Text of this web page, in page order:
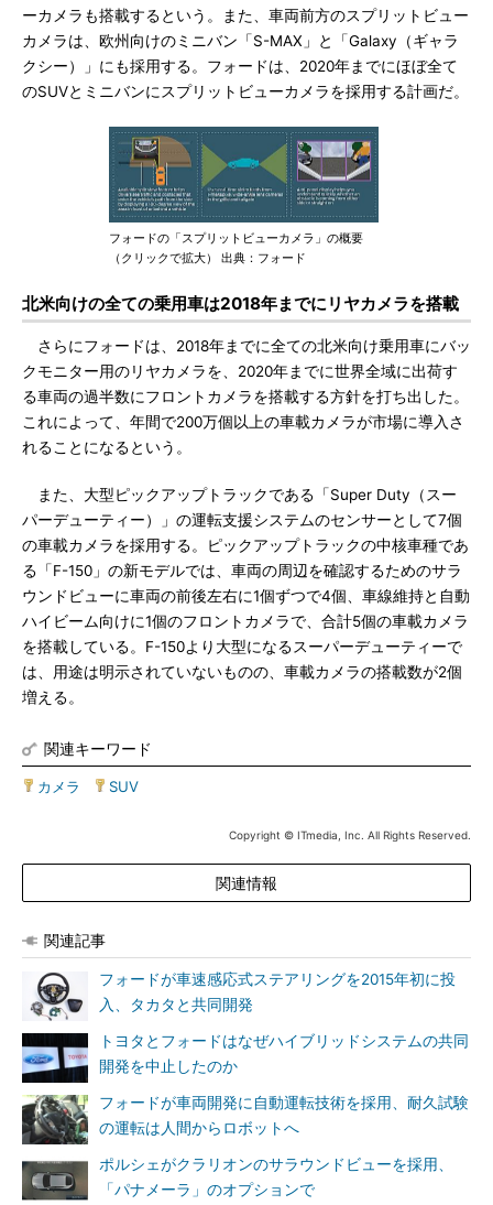
ーカメラも搭載するという。また、車両前方のスプリットビュー
カメラは、欧州向けのミニバン「S-MAX」と「Galaxy（ギャラ
クシー）」にも採用する。フォードは、2020年までにほぼ全て
のSUVとミニバンにスプリットビューカメラを採用する計画だ。
フォードの「スプリットビューカメラ」の概要
（クリックで拡大） 出典：フォード
北米向けの全ての乗用車は2018年までにリヤカメラを搭載
さらにフォードは、2018年までに全ての北米向け乗用車にバッ
クモニター用のリヤカメラを、2020年までに世界全域に出荷す
る車両の過半数にフロントカメラを搭載する方針を打ち出した。
これによって、年間で200万個以上の車載カメラが市場に導入さ
れることになるという。
また、大型ピックアップトラックである「Super Duty（スー
パーデューティー）」の運転支援システムのセンサーとして7個
の車載カメラを採用する。ピックアップトラックの中核車種であ
る「F-150」の新モデルでは、車両の周辺を確認するためのサラ
ウンドビューに車両の前後左右に1個ずつで4個、車線維持と自動
ハイビーム向けに1個のフロントカメラで、合計5個の車載カメラ
を搭載している。F-150より大型になるスーパーデューティーで
は、用途は明示されていないものの、車載カメラの搭載数が2個
増える。
関連キーワード
カメラ SUV
Copyright © ITmedia, Inc. All Rights Reserved.
関連情報
関連記事
フォードが車速感応式ステアリングを2015年初に投
入、タカタと共同開発
トヨタとフォードはなぜハイブリッドシステムの共同
開発を中止したのか
フォードが車両開発に自動運転技術を採用、耐久試験
の運転は人間からロボットへ
ポルシェがクラリオンのサラウンドビューを採用、
「パナメーラ」のオプションで